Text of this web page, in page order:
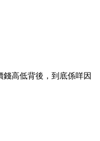
高低背後，到底係咩因